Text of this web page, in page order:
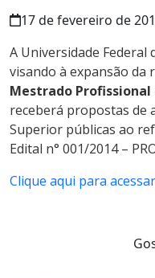
17 de fevereiro de
A Universidade Federal
visando à expansão da
Mestrado
receberá propostas de
Superior públicas ao
Edital n° 001/2014 –
Clique aqui para